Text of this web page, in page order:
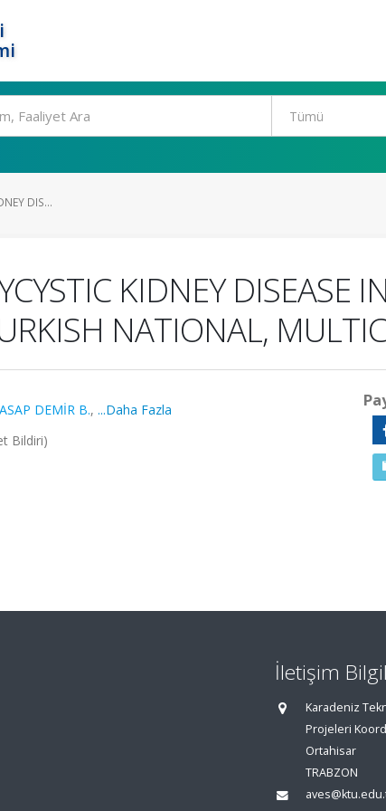
DIS...
KIDNEY DISEASE
NATIONAL,
DEMİR B., ...Daha Fazla
Bildiri)
İletişim
Karadeniz
Projeleri
Ortahisar
TRABZON